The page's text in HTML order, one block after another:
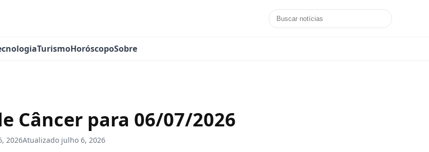
TurismoHoróscopoSobre
Câncer para 06/07/2026
2026Atualizado julho 6, 2026